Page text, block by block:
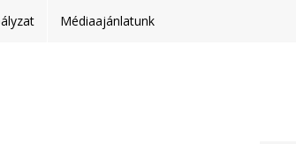
Médiaajánlatunk